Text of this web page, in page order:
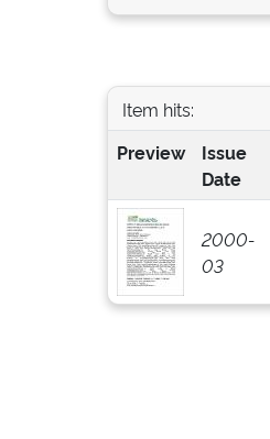
Item hits:
Preview
Issue
Date
2000-
03